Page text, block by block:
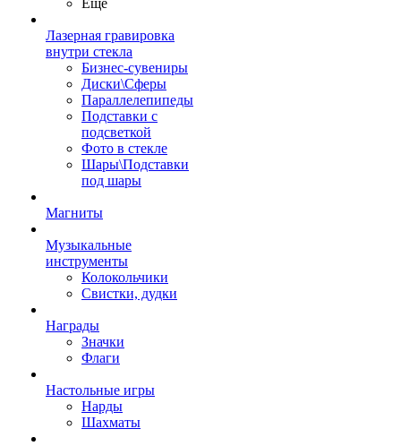
Ещё
Лазерная гравировка
внутри стекла
Бизнес-сувениры
Диски\Сферы
Параллелепипеды
Подставки с
подсветкой
Фото в стекле
Шары\Подставки
под шары
Магниты
Музыкальные
инструменты
Колокольчики
Свистки, дудки
Награды
Значки
Флаги
Настольные игры
Нарды
Шахматы